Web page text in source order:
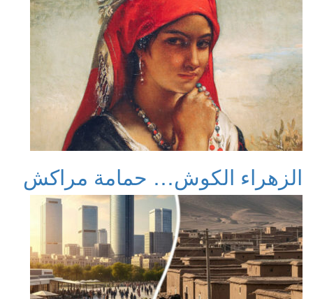
الزهراء الكوش… حمامة مراكش